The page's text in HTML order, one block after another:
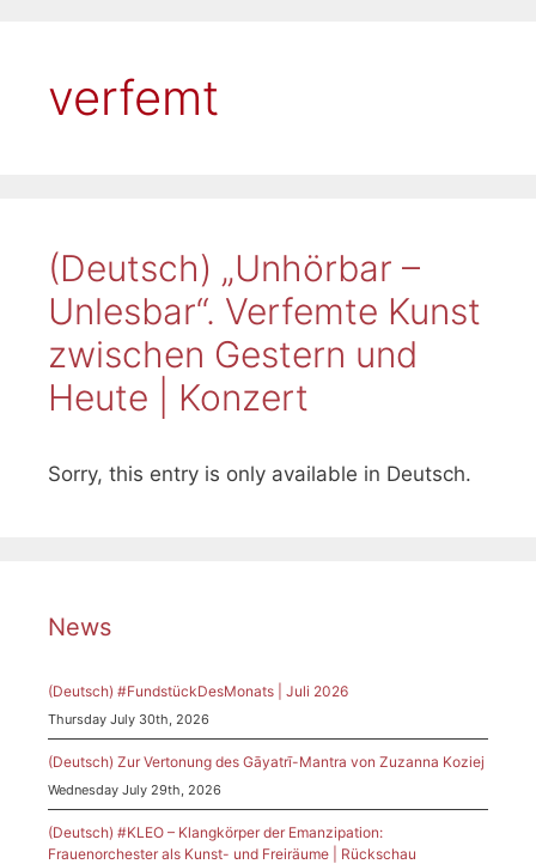
verfemt
(Deutsch) „Unhörbar –
Unlesbar“. Verfemte Kunst
zwischen Gestern und
Heute | Konzert
Sorry, this entry is only available in Deutsch.
News
(Deutsch) #FundstückDesMonats | Juli 2026
Thursday July 30th, 2026
(Deutsch) Zur Vertonung des Gāyatrī-Mantra von Zuzanna Koziej
Wednesday July 29th, 2026
(Deutsch) #KLEO – Klangkörper der Emanzipation:
Frauenorchester als Kunst- und Freiräume | Rückschau